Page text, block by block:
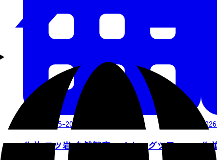
2026/08/15-2026/09/22
作並 二ツ岩 自然観察ハイキングツアー 作